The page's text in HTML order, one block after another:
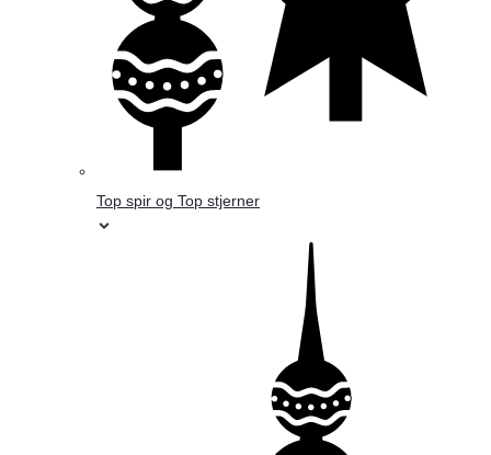
Top spir og Top stjerner